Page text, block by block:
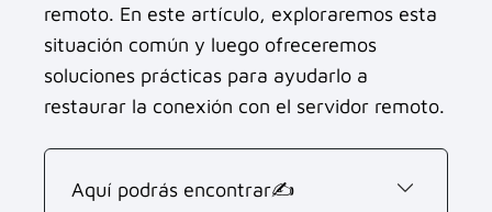
remoto. En este artículo, exploraremos esta
situación común y luego ofreceremos
soluciones prácticas para ayudarlo a
restaurar la conexión con el servidor remoto.
Aquí podrás encontrar✍